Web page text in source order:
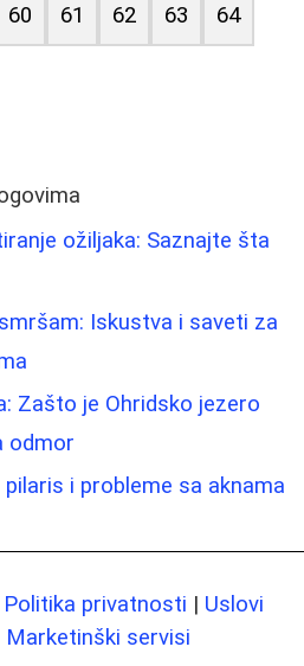
60 61 62 63 64
ožiljaka: Saznajte šta
Iskustva i saveti za
Zašto je Ohridsko jezero
odmor
i probleme sa aknama
Politika privatnosti | Uslovi
Marketinški servisi